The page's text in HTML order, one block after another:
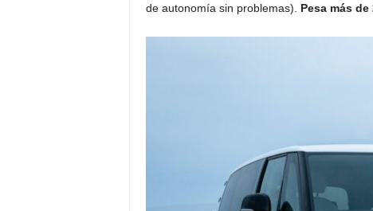
de autonomía sin problemas). Pesa más de